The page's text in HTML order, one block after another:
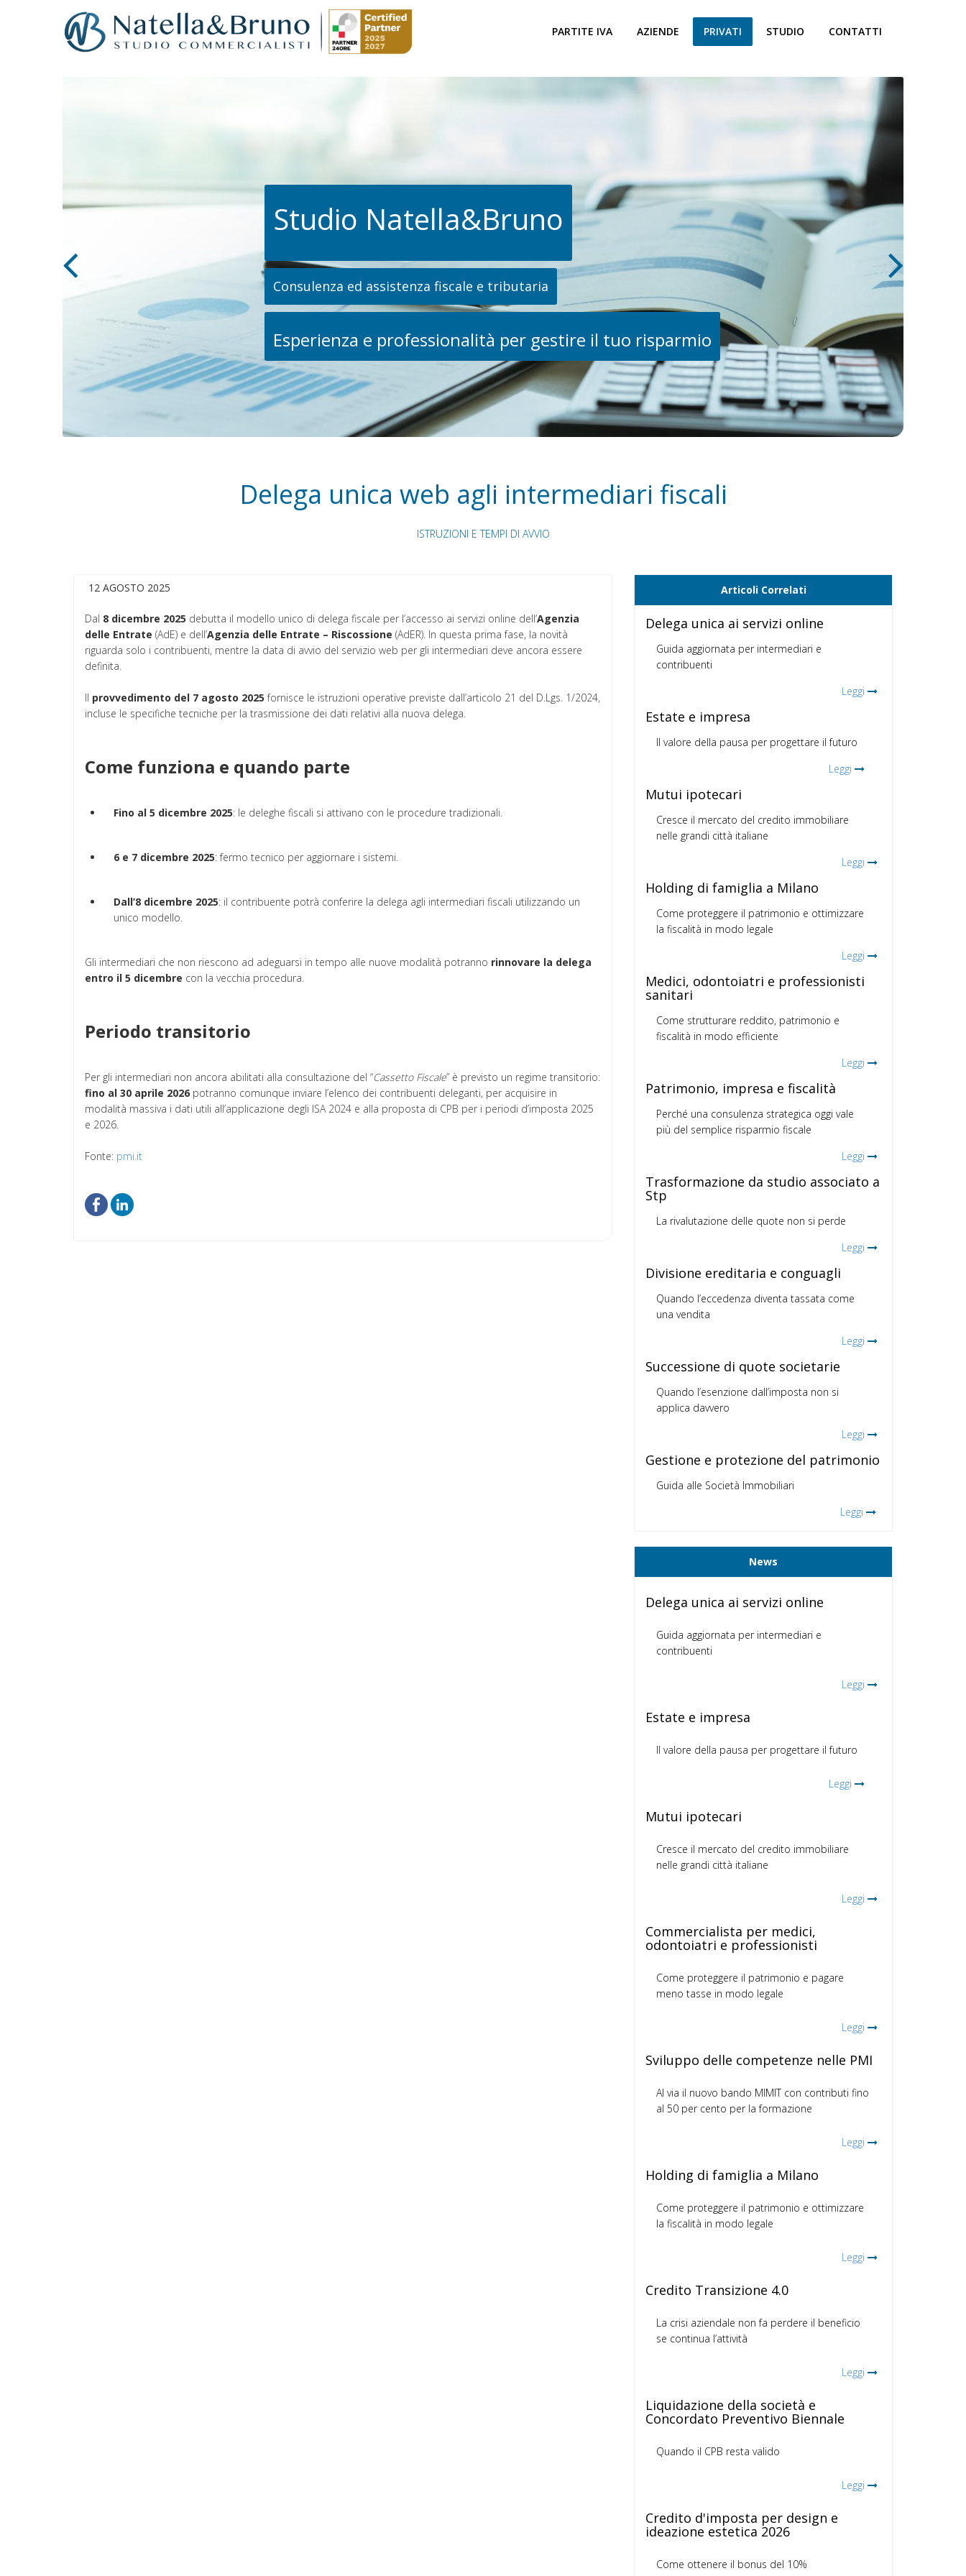
CONTATTI
STUDIO
PRIVATI
AZIENDE
PARTITE IVA
Studio Natella&Bruno
Consulenza ed assistenza fiscale e tributaria
Esperienza e professionalità per gestire il tuo risparmio
Delega unica web agli intermediari fiscali
ISTRUZIONI E TEMPI DI AVVIO
12 AGOSTO 2025
Dal 8 dicembre 2025 debutta il modello unico di delega fiscale per l’accesso ai servizi online dell’Agenzia
delle Entrate (AdE) e dell’Agenzia delle Entrate – Riscossione (AdER). In questa prima fase, la novità
riguarda solo i contribuenti, mentre la data di avvio del servizio web per gli intermediari deve ancora essere
definita.
Il provvedimento del 7 agosto 2025 fornisce le istruzioni operative previste dall’articolo 21 del D.Lgs. 1/2024,
incluse le specifiche tecniche per la trasmissione dei dati relativi alla nuova delega.
Come funziona e quando parte
Fino al 5 dicembre 2025: le deleghe fiscali si attivano con le procedure tradizionali.
6 e 7 dicembre 2025: fermo tecnico per aggiornare i sistemi.
Dall’8 dicembre 2025: il contribuente potrà conferire la delega agli intermediari fiscali utilizzando un
unico modello.
Gli intermediari che non riescono ad adeguarsi in tempo alle nuove modalità potranno rinnovare la delega
entro il 5 dicembre con la vecchia procedura.
Periodo transitorio
Per gli intermediari non ancora abilitati alla consultazione del “Cassetto Fiscale” è previsto un regime transitorio:
fino al 30 aprile 2026 potranno comunque inviare l’elenco dei contribuenti deleganti, per acquisire in
modalità massiva i dati utili all’applicazione degli ISA 2024 e alla proposta di CPB per i periodi d’imposta 2025
e 2026.
Fonte: pmi.it
Articoli Correlati
Delega unica ai servizi online
Guida aggiornata per intermediari e
contribuenti
Leggi
Estate e impresa
Il valore della pausa per progettare il futuro
Leggi
Mutui ipotecari
Cresce il mercato del credito immobiliare
nelle grandi città italiane
Leggi
Holding di famiglia a Milano
Come proteggere il patrimonio e ottimizzare
la fiscalità in modo legale
Leggi
Medici, odontoiatri e professionisti
sanitari
Come strutturare reddito, patrimonio e
fiscalità in modo efficiente
Leggi
Patrimonio, impresa e fiscalità
Perché una consulenza strategica oggi vale
più del semplice risparmio fiscale
Leggi
Trasformazione da studio associato a
Stp
La rivalutazione delle quote non si perde
Leggi
Divisione ereditaria e conguagli
Quando l’eccedenza diventa tassata come
una vendita
Leggi
Successione di quote societarie
Quando l’esenzione dall’imposta non si
applica davvero
Leggi
Gestione e protezione del patrimonio
Guida alle Società Immobiliari
Leggi
News
Delega unica ai servizi online
Guida aggiornata per intermediari e
contribuenti
Leggi
Estate e impresa
Il valore della pausa per progettare il futuro
Leggi
Mutui ipotecari
Cresce il mercato del credito immobiliare
nelle grandi città italiane
Leggi
Commercialista per medici,
odontoiatri e professionisti
Come proteggere il patrimonio e pagare
meno tasse in modo legale
Leggi
Sviluppo delle competenze nelle PMI
Al via il nuovo bando MIMIT con contributi fino
al 50 per cento per la formazione
Leggi
Holding di famiglia a Milano
Come proteggere il patrimonio e ottimizzare
la fiscalità in modo legale
Leggi
Credito Transizione 4.0
La crisi aziendale non fa perdere il beneficio
se continua l’attività
Leggi
Liquidazione della società e
Concordato Preventivo Biennale
Quando il CPB resta valido
Leggi
Credito d'imposta per design e
ideazione estetica 2026
Come ottenere il bonus del 10%